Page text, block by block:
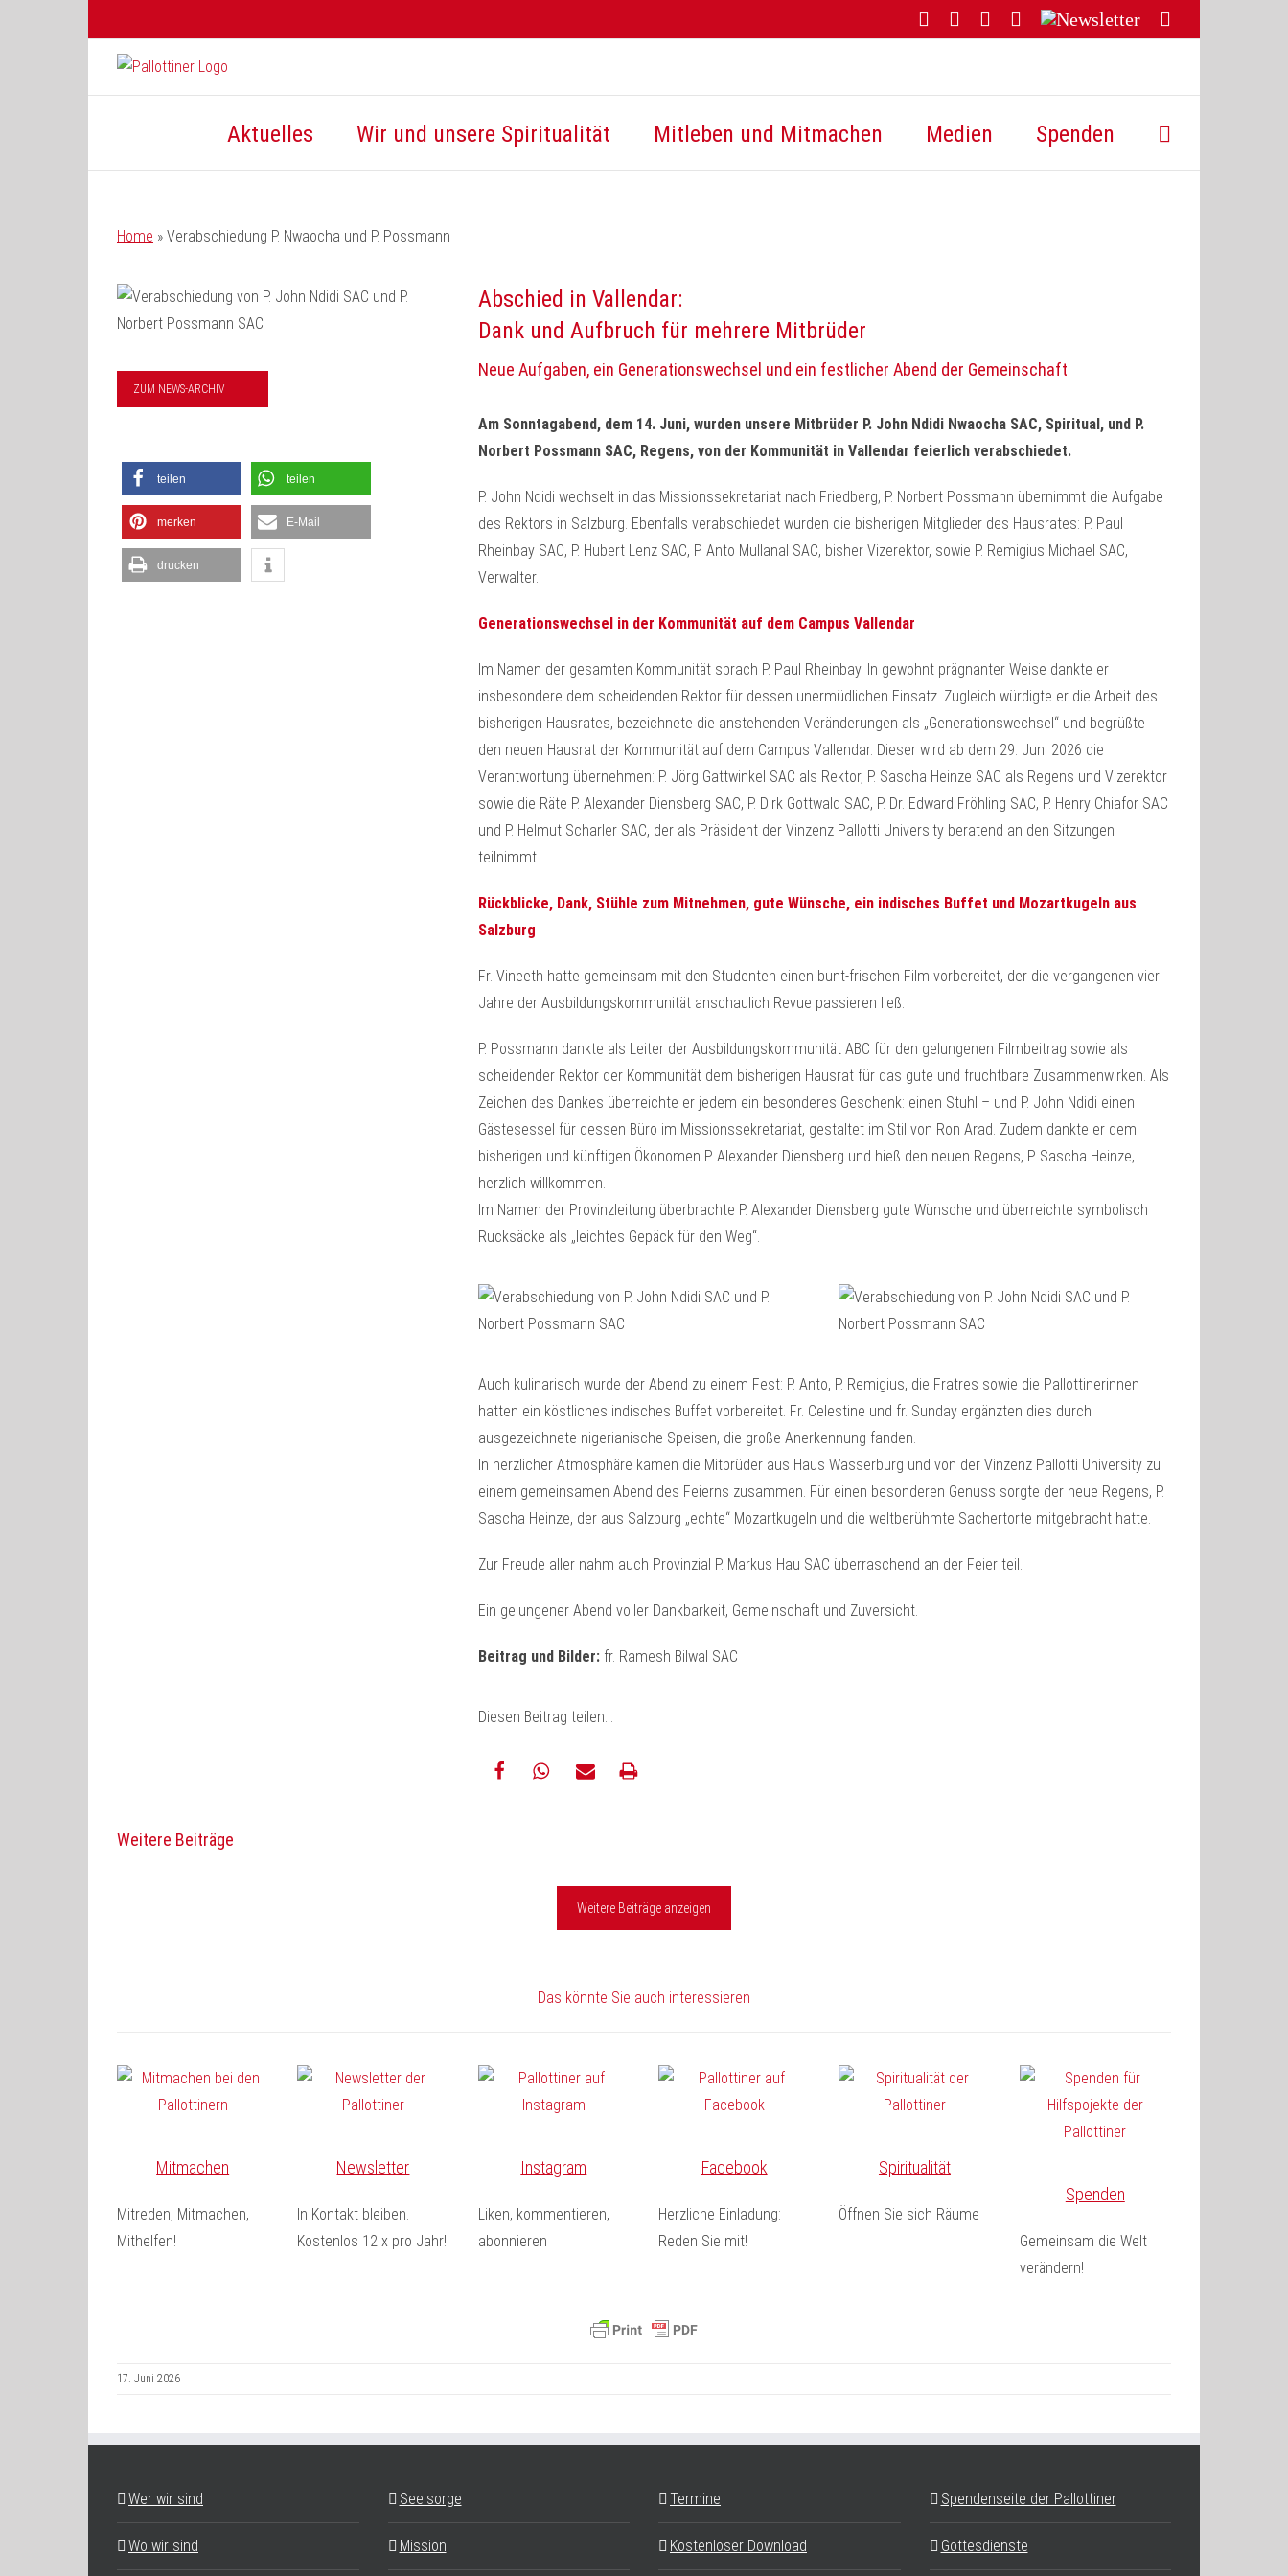
FacebookYouTubeInstagram
Threads
Newsletter
Mail
Aktuelles Wir und unsere Spiritualität Mitleben und Mitmachen Medien Spenden
Home » Verabschiedung P. Nwaocha und P. Possmann
ZUM NEWS-ARCHIV
teilen teilen
merken E-Mail
drucken
Abschied in Vallendar:
Dank und Aufbruch für mehrere Mitbrüder
Neue Aufgaben, ein Generationswechsel und ein festlicher Abend der Gemeinschaft
Am Sonntagabend, dem 14. Juni, wurden unsere Mitbrüder P. John Ndidi Nwaocha SAC, Spiritual, und P.
Norbert Possmann SAC, Regens, von der Kommunität in Vallendar feierlich verabschiedet.
P. John Ndidi wechselt in das Missionssekretariat nach Friedberg, P. Norbert Possmann übernimmt die Aufgabe
des Rektors in Salzburg. Ebenfalls verabschiedet wurden die bisherigen Mitglieder des Hausrates: P. Paul
Rheinbay SAC, P. Hubert Lenz SAC, P. Anto Mullanal SAC, bisher Vizerektor, sowie P. Remigius Michael SAC,
Verwalter.
Generationswechsel in der Kommunität auf dem Campus Vallendar
Im Namen der gesamten Kommunität sprach P. Paul Rheinbay. In gewohnt prägnanter Weise dankte er
insbesondere dem scheidenden Rektor für dessen unermüdlichen Einsatz. Zugleich würdigte er die Arbeit des
bisherigen Hausrates, bezeichnete die anstehenden Veränderungen als „Generationswechsel“ und begrüßte
den neuen Hausrat der Kommunität auf dem Campus Vallendar. Dieser wird ab dem 29. Juni 2026 die
Verantwortung übernehmen: P. Jörg Gattwinkel SAC als Rektor, P. Sascha Heinze SAC als Regens und Vizerektor
sowie die Räte P. Alexander Diensberg SAC, P. Dirk Gottwald SAC, P. Dr. Edward Fröhling SAC, P. Henry Chiafor SAC
und P. Helmut Scharler SAC, der als Präsident der Vinzenz Pallotti University beratend an den Sitzungen
teilnimmt.
Rückblicke, Dank, Stühle zum Mitnehmen, gute Wünsche, ein indisches Buffet und Mozartkugeln aus
Salzburg
Fr. Vineeth hatte gemeinsam mit den Studenten einen bunt-frischen Film vorbereitet, der die vergangenen vier
Jahre der Ausbildungskommunität anschaulich Revue passieren ließ.
P. Possmann dankte als Leiter der Ausbildungskommunität ABC für den gelungenen Filmbeitrag sowie als
scheidender Rektor der Kommunität dem bisherigen Hausrat für das gute und fruchtbare Zusammenwirken. Als
Zeichen des Dankes überreichte er jedem ein besonderes Geschenk: einen Stuhl – und P. John Ndidi einen
Gästesessel für dessen Büro im Missionssekretariat, gestaltet im Stil von Ron Arad. Zudem dankte er dem
bisherigen und künftigen Ökonomen P. Alexander Diensberg und hieß den neuen Regens, P. Sascha Heinze,
herzlich willkommen.
Im Namen der Provinzleitung überbrachte P. Alexander Diensberg gute Wünsche und überreichte symbolisch
Rucksäcke als „leichtes Gepäck für den Weg“.
Auch kulinarisch wurde der Abend zu einem Fest: P. Anto, P. Remigius, die Fratres sowie die Pallottinerinnen
hatten ein köstliches indisches Buffet vorbereitet. Fr. Celestine und fr. Sunday ergänzten dies durch
ausgezeichnete nigerianische Speisen, die große Anerkennung fanden.
In herzlicher Atmosphäre kamen die Mitbrüder aus Haus Wasserburg und von der Vinzenz Pallotti University zu
einem gemeinsamen Abend des Feierns zusammen. Für einen besonderen Genuss sorgte der neue Regens, P.
Sascha Heinze, der aus Salzburg „echte“ Mozartkugeln und die weltberühmte Sachertorte mitgebracht hatte.
Zur Freude aller nahm auch Provinzial P. Markus Hau SAC überraschend an der Feier teil.
Ein gelungener Abend voller Dankbarkeit, Gemeinschaft und Zuversicht.
Beitrag und Bilder:fr. Ramesh Bilwal SAC
Diesen Beitrag teilen...
Weitere Beiträge
Weitere Beiträge anzeigen
Das könnte Sie auch interessieren
Mitmachen
Mitreden, Mitmachen,
Mithelfen!
Newsletter
In Kontakt bleiben.
Kostenlos 12 x pro Jahr!
Instagram
Liken, kommentieren,
abonnieren
Facebook
Herzliche Einladung:
Reden Sie mit!
Spiritualität
Öffnen Sie sich Räume
Spenden
Gemeinsam die Welt
verändern!
17. Juni 2026
Wer wir sind
Wo wir sind
Seelsorge
Mission
Termine
Kostenloser Download
Spendenseite der Pallottiner
Gottesdienste